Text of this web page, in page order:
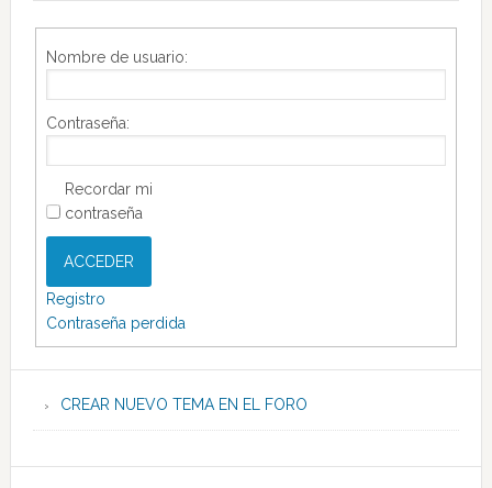
Nombre de usuario:
Contraseña:
Recordar mi
contraseña
ACCEDER
Registro
Contraseña perdida
CREAR NUEVO TEMA EN EL FORO